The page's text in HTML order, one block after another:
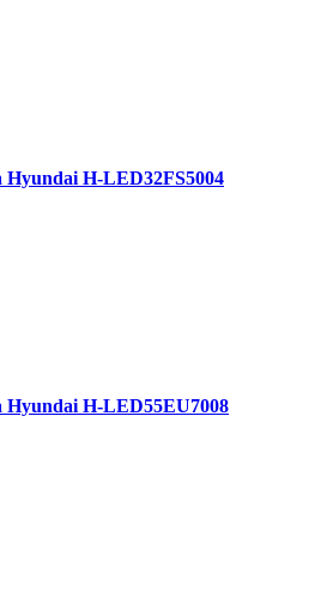
Hyundai H-LED32FS5004
Hyundai H-LED55EU7008